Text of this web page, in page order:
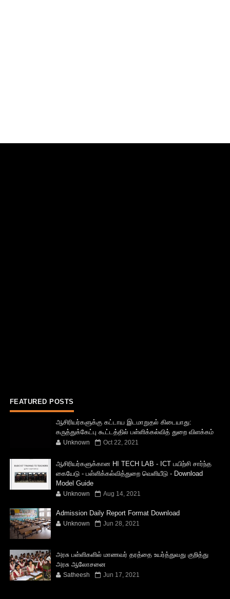
FEATURED POSTS
ஆசிரியர்களுக்கு கட்டாய இடமாறுதல் கிடையாது:
கருத்துக்கேட்பு கூட்டத்தில் பள்ளிக்கல்வித் துறை விளக்கம்
Unknown Oct 22, 2021
ஆசிரியர்களுக்கான HI TECH LAB - ICT பயிற்சி சார்ந்த
கையேடு - பள்ளிக்கல்வித்துறை வெளியீடு - Download
Model Guide
Unknown Aug 14, 2021
Admission Daily Report Format Download
Unknown Jun 28, 2021
அரசு பள்ளிகளில் மாணவர் தரத்தை உயர்த்துவது குறித்து
அரசு ஆலோசனை
Satheesh Jun 17, 2021